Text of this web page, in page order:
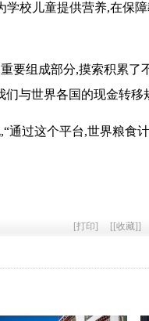
校儿童提供营养,在保
要组成部分,摸索积累了
与世界各国的现金转移
过这个平台,世界粮食
[打印] [[收藏]]